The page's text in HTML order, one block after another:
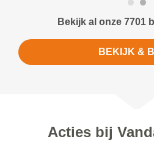
Bekijk al onze 7701
BEKIJK &
Acties bij